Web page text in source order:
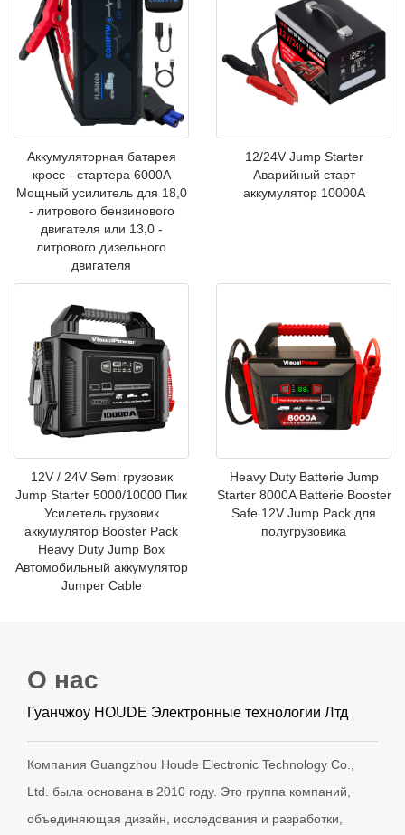
Аккумуляторная батарея
кросс - стартера 6000A
Мощный усилитель для 18,0
- литрового бензинового
двигателя или 13,0 -
литрового дизельного
двигателя
12/24V Jump Starter
Аварийный старт
аккумулятор 10000A
12V / 24V Semi грузовик
Jump Starter 5000/10000 Пик
Усилетель грузовик
аккумулятор Booster Pack
Heavy Duty Jump Box
Автомобильный аккумулятор
Jumper Cable
Heavy Duty Batterie Jump
Starter 8000A Batterie Booster
Safe 12V Jump Pack для
полугрузовика
О нас
Гуанчжоу HOUDE Электронные технологии Лтд
Компания Guangzhou Houde Electronic Technology Co.,
Ltd. была основана в 2010 году. Это группа компаний,
объединяющая дизайн, исследования и разработки,